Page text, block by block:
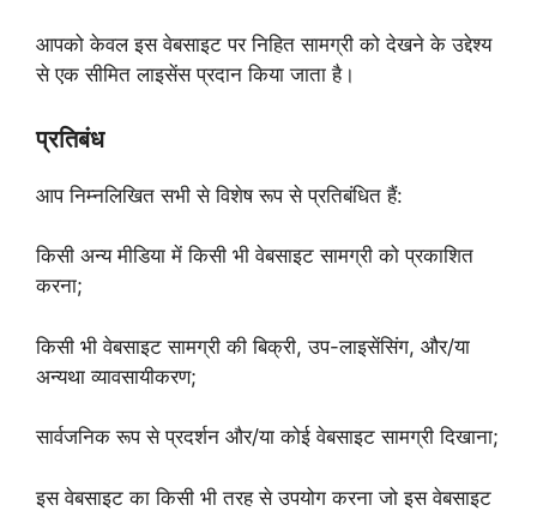
आपको केवल इस वेबसाइट पर निहित सामग्री को देखने के उद्देश्य
से एक सीमित लाइसेंस प्रदान किया जाता है।
प्रतिबंध
आप निम्नलिखित सभी से विशेष रूप से प्रतिबंधित हैं:
किसी अन्य मीडिया में किसी भी वेबसाइट सामग्री को प्रकाशित
करना;
किसी भी वेबसाइट सामग्री की बिक्री, उप-लाइसेंसिंग, और/या
अन्यथा व्यावसायीकरण;
सार्वजनिक रूप से प्रदर्शन और/या कोई वेबसाइट सामग्री दिखाना;
इस वेबसाइट का किसी भी तरह से उपयोग करना जो इस वेबसाइट